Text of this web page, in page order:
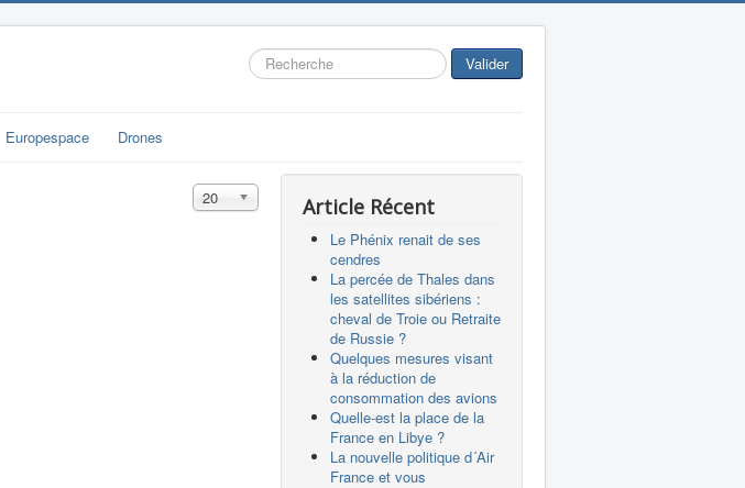
Rechercher Valider
Europespace Drones
Affichage #
20
Article Récent
Le Phénix renait de ses
cendres
La percée de Thales dans
les satellites sibériens :
cheval de Troie ou Retraite
de Russie ?
Quelques mesures visant
à la réduction de
consommation des avions
Quelle-est la place de la
France en Libye ?
La nouvelle politique d´Air
France et vous